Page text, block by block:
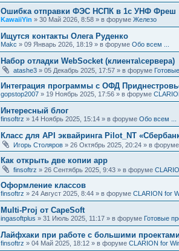
Ошибка отправки ФЭС НСПК в 1с УНФ Фреш
KawaiiYin » 30 Май 2026, 8:58 » в форуме Железо
Ищутся контакты Олега Руденко
Makc » 09 Январь 2026, 18:19 » в форуме Обо всем ...
Набор отладки WebSocket (клиента\сервера)
atashe3 » 05 Декабрь 2025, 17:57 » в форуме
Интеграция программы с ОФД
gopstop2007 » 19 Ноябрь 2025, 17:56 » в форуме
Интересный блог
finsoftrz » 14 Ноябрь 2025, 15:14 » в форуме Обо всем ...
Класс для API эквайринга Pilot_NT
Игорь Столяров » 26 Октябрь 2025, 20:24 » в форуме
Как открыть две копии app
finsoftrz » 26 Сентябрь 2025, 9:43 » в форуме
Оформление классов
finsoftrz » 24 Август 2025, 8:44 » в форуме CLARION for
Multi-Proj от CapeSoft
ingasoftplus » 31 Июль 2025, 11:17 » в форуме Готовые
Лайфхаки при работе с большими проектами
finsoftrz » 04 Май 2025, 18:12 » в форуме CLARION for